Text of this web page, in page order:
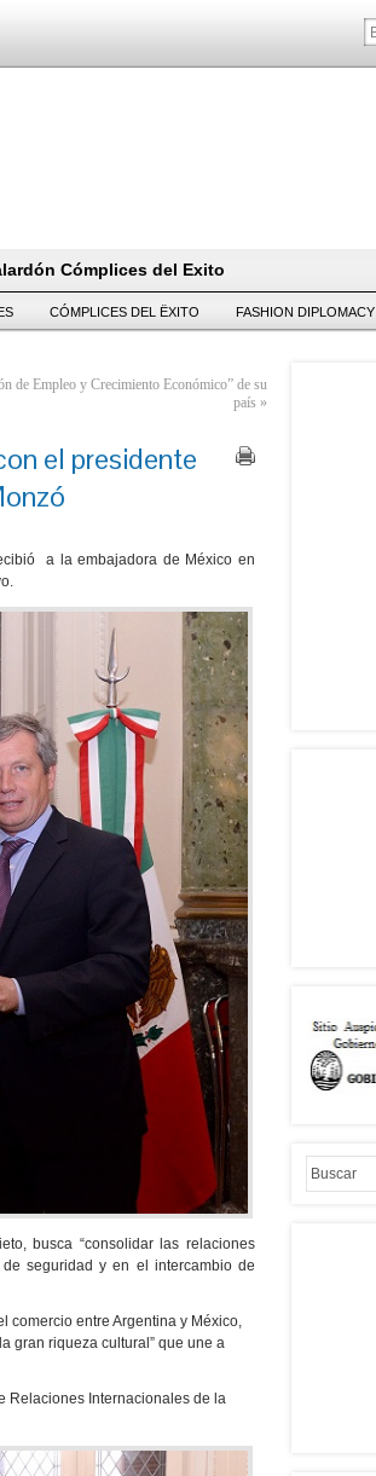
Cómplices del Exito
CÓMPLICES DEL ËXITO FASHION DIPLOMACY
de Empleo y Crecimiento Económico” de su
país »
el presidente
a la embajadora de México en
busca “consolidar las relaciones
seguridad y en el intercambio de
comercio entre Argentina y México,
gran riqueza cultural” que une a
Relaciones Internacionales de la